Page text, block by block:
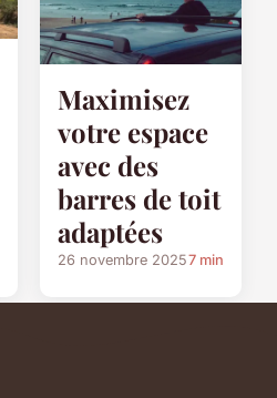
Maximisez
votre espace
avec des
barres de toit
adaptées
26 novembre 20257 min